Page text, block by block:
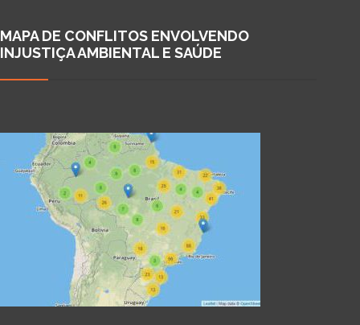
MAPA DE CONFLITOS ENVOLVENDO
INJUSTIÇA AMBIENTAL E SAÚDE